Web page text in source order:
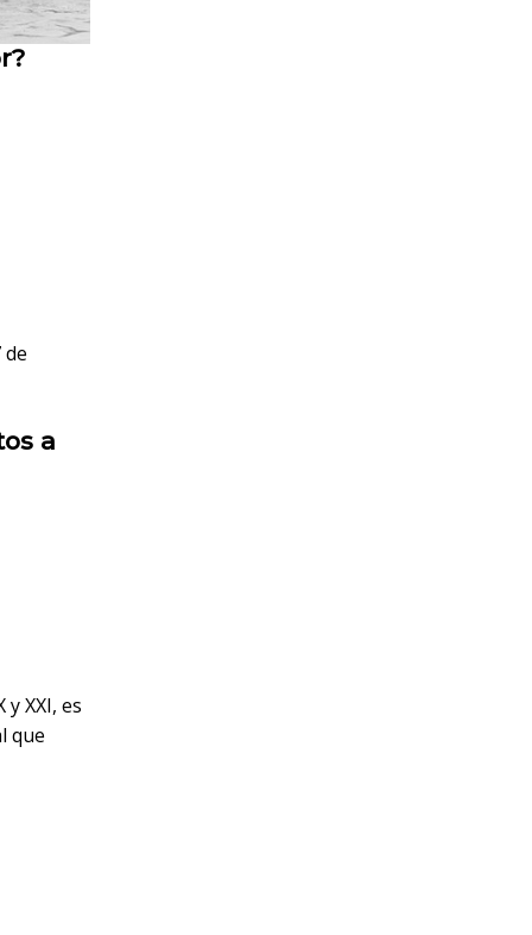
a
XXI, es
que